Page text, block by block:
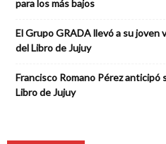
para los más bajos
El Grupo GRADA llevó a su joven
del Libro de Jujuy
Francisco Romano Pérez anticipó
Libro de Jujuy